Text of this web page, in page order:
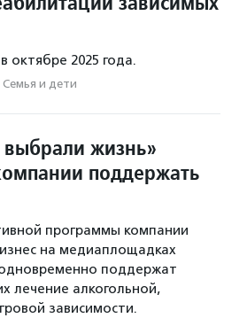
октябре 2025 года.
Семья и дети
жизнь»
поддержать
программы компании
на медиаплощадках
поддержат
лечение алкогольной,
зависимости.